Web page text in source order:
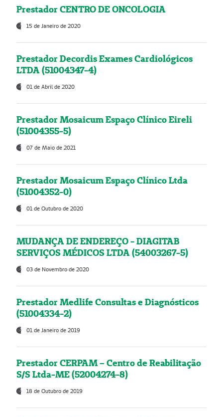
Prestador CENTRO DE ONCOLOGIA
15 de Janeiro de 2020
Prestador Decordis Exames Cardiológicos
LTDA (51004347-4)
01 de Abril de 2020
Prestador Mosaicum Espaço Clínico Eireli
(51004355-5)
07 de Maio de 2021
Prestador Mosaicum Espaço Clínico Ltda
(51004352-0)
01 de Outubro de 2020
MUDANÇA DE ENDEREÇO - DIAGITAB
SERVIÇOS MÉDICOS LTDA (54003267-5)
03 de Novembro de 2020
Prestador Medlife Consultas e Diagnósticos
(51004334-2)
01 de Janeiro de 2019
Prestador CERPAM – Centro de Reabilitação
S/S Ltda-ME (52004274-8)
18 de Outubro de 2019